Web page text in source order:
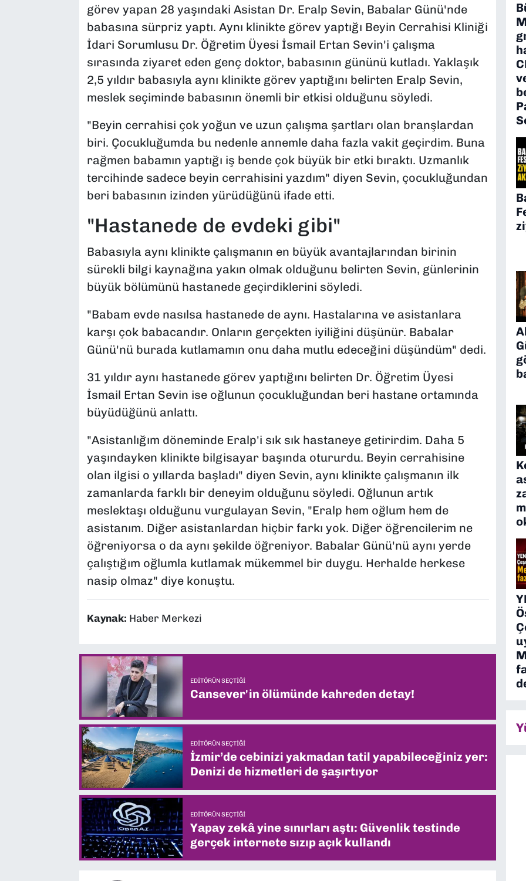
görev yapan 28 yaşındaki Asistan Dr. Eralp Sevin, Babalar Günü'nde
babasına sürpriz yaptı. Aynı klinikte görev yaptığı Beyin Cerrahisi Kliniği
İdari Sorumlusu Dr. Öğretim Üyesi İsmail Ertan Sevin'i çalışma
sırasında ziyaret eden genç doktor, babasının gününü kutladı. Yaklaşık
2,5 yıldır babasıyla aynı klinikte görev yaptığını belirten Eralp Sevin,
meslek seçiminde babasının önemli bir etkisi olduğunu söyledi.
"Beyin cerrahisi çok yoğun ve uzun çalışma şartları olan branşlardan
biri. Çocukluğumda bu nedenle annemle daha fazla vakit geçirdim. Buna
rağmen babamın yaptığı iş bende çok büyük bir etki bıraktı. Uzmanlık
tercihinde sadece beyin cerrahisini yazdım" diyen Sevin, çocukluğundan
beri babasının izinden yürüdüğünü ifade etti.
"Hastanede de evdeki gibi"
Babasıyla aynı klinikte çalışmanın en büyük avantajlarından birinin
sürekli bilgi kaynağına yakın olmak olduğunu belirten Sevin, günlerinin
büyük bölümünü hastanede geçirdiklerini söyledi.
"Babam evde nasılsa hastanede de aynı. Hastalarına ve asistanlara
karşı çok babacandır. Onların gerçekten iyiliğini düşünür. Babalar
Günü'nü burada kutlamamın onu daha mutlu edeceğini düşündüm" dedi.
31 yıldır aynı hastanede görev yaptığını belirten Dr. Öğretim Üyesi
İsmail Ertan Sevin ise oğlunun çocukluğundan beri hastane ortamında
büyüdüğünü anlattı.
"Asistanlığım döneminde Eralp'i sık sık hastaneye getirirdim. Daha 5
yaşındayken klinikte bilgisayar başında otururdu. Beyin cerrahisine
olan ilgisi o yıllarda başladı" diyen Sevin, aynı klinikte çalışmanın ilk
zamanlarda farklı bir deneyim olduğunu söyledi. Oğlunun artık
meslektaşı olduğunu vurgulayan Sevin, "Eralp hem oğlum hem de
asistanım. Diğer asistanlardan hiçbir farkı yok. Diğer öğrencilerim ne
öğreniyorsa o da aynı şekilde öğreniyor. Babalar Günü'nü aynı yerde
çalıştığım oğlumla kutlamak mükemmel bir duygu. Herhalde herkese
nasip olmaz" diye konuştu.
Kaynak: Haber Merkezi
EDITÖRÜN SEÇTIĞI
Cansever'in ölümünde kahreden detay!
EDITÖRÜN SEÇTIĞI
İzmir’de cebinizi yakmadan tatil yapabileceğiniz yer:
Denizi de hizmetleri de şaşırtıyor
EDITÖRÜN SEÇTIĞI
Yapay zekâ yine sınırları aştı: Güvenlik testinde
gerçek internete sızıp açık kullandı